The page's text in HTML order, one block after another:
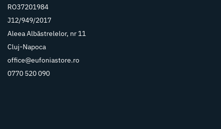
RO37201984
J12/949/2017
Aleea Albăstrelelor, nr 11
Cluj-Napoca
office@eufoniastore.ro
0770 520 090